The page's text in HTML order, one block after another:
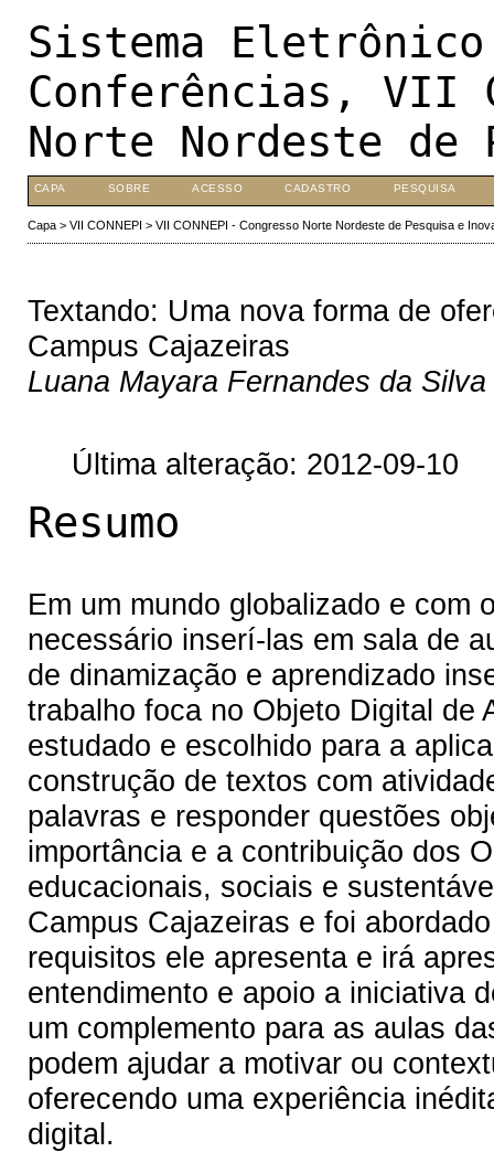
Sistema
Conferências, VII
Norte Nordeste de
CAPA SOBRE ACESSO CADASTRO PESQUISA
Capa> VII CONNEPI > VII CONNEPI - Congresso Norte Nordeste de Pesquisa e
Textando: Uma nova forma de
Campus Cajazeiras
Luana Mayara Fernandes da
Última alteração: 2012-09-10
Resumo
Em um mundo globalizado e com
necessário inserí-las em sala de
de dinamização e aprendizado
trabalho foca no Objeto Digital de
estudado e escolhido para a
construção de textos com
palavras e responder questões
importância e a contribuição dos
educacionais, sociais e
Campus Cajazeiras e foi
requisitos ele apresenta e irá
entendimento e apoio a iniciativa
um complemento para as aulas
podem ajudar a motivar ou
oferecendo uma experiência
digital.